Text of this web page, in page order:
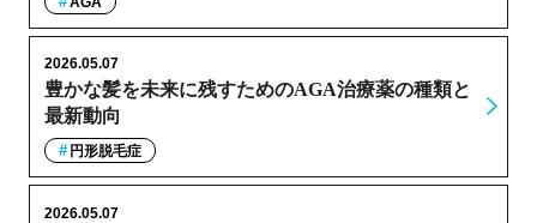
豊かな髪を未来に残すためのAGA治療薬の種類と
最新動向
2026.05.07
円形脱毛症
2026.05.07